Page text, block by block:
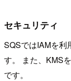
セキュリティ
SQSではIAMを利
す。 また、KMS
です。